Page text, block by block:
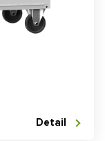
Detail